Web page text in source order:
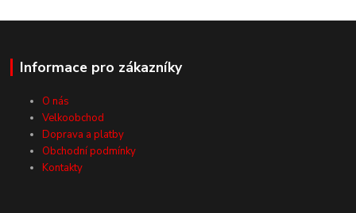
Informace pro zákazníky
O nás
Velkoobchod
Doprava a platby
Obchodní podmínky
Kontakty